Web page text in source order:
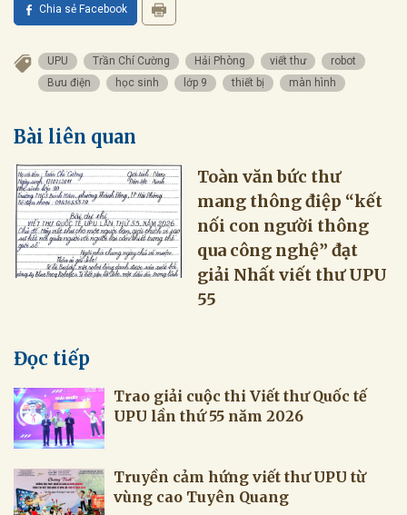
Chia sẻ Facebook
UPU Trần Chí Cường Hải Phòng viết thư
robot
Bưu điện
học sinh lớp 9 thiết bị màn hình
Bài liên quan
Toàn văn bức thư
mang thông điệp “kết
nối con người thông
qua công nghệ” đạt
giải Nhất viết thư UPU
55
Đọc tiếp
Trao giải cuộc thi Viết thư Quốc tế
UPU lần thứ 55 năm 2026
Truyền cảm hứng viết thư UPU từ
vùng cao Tuyên Quang